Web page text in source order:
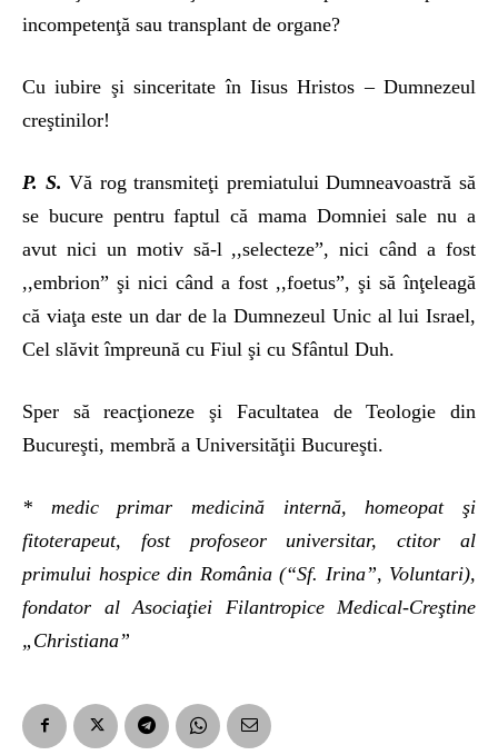
incompetenţă sau transplant de organe?
Cu iubire şi sinceritate în Iisus Hristos – Dumnezeul
creştinilor!
P. S. Vă rog transmiteţi premiatului Dumneavoastră să
se bucure pentru faptul că mama Domniei sale nu a
avut nici un motiv să-l ,,selecteze”, nici când a fost
,,embrion” şi nici când a fost ,,foetus”, şi să înţeleagă
că viaţa este un dar de la Dumnezeul Unic al lui Israel,
Cel slăvit împreună cu Fiul şi cu Sfântul Duh.
Sper să reacţioneze şi Facultatea de Teologie din
Bucureşti, membră a Universităţii Bucureşti.
* medic primar medicină internă, homeopat şi
fitoterapeut, fost profoseor universitar, ctitor al
primului hospice din România (“Sf. Irina”, Voluntari),
fondator al Asociaţiei Filantropice Medical-Creştine
„Christiana”